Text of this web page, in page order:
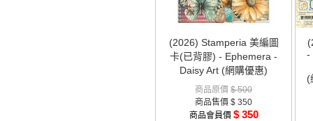
(2026) Stamperia 美編圖
卡(已背膠) - Ephemera -
Daisy Art (網購優惠)
商品原價 $ 500
商品售價 $ 350
商品會員價 $ 350
-
(